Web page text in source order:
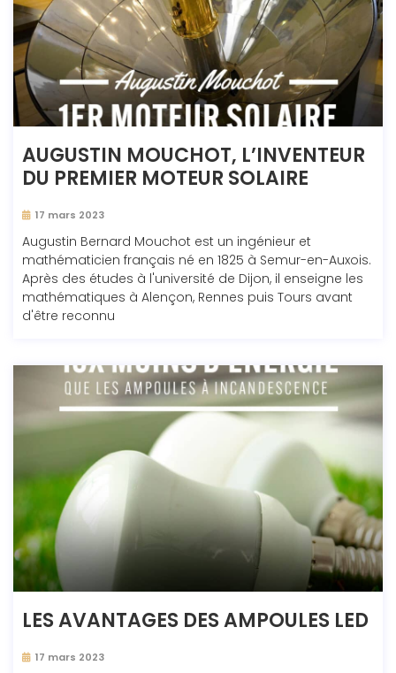
AUGUSTIN MOUCHOT, L’INVENTEUR
DU PREMIER MOTEUR SOLAIRE
17 mars 2023
Augustin Bernard Mouchot est un ingénieur et
mathématicien français né en 1825 à Semur-en-Auxois.
Après des études à l'université de Dijon, il enseigne les
mathématiques à Alençon, Rennes puis Tours avant
d'être reconnu
LES AVANTAGES DES AMPOULES LED
17 mars 2023